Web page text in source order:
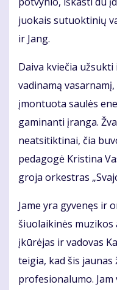
juokais sutuoktinių
ir Jang.
Daiva kviečia
vadinamą
įmontuota saulės
gaminanti įranga.
neatsitiktinai, čia
pedagogė Kristina
groja orkestras
Jame yra gyvenęs ir
šiuolaikinės muzikos
įkūrėjas ir vadovas
teigia, kad šis
profesionalumo. Jam